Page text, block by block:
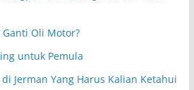
Oli Motor?
untuk Pemula
Jerman Yang Harus Kalian Ketahui